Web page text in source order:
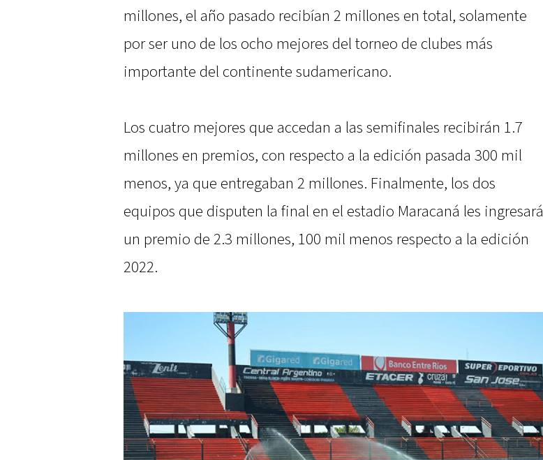
millones, el año pasado recibían 2 millones en total, solamente
por ser uno de los ocho mejores del torneo de clubes más
importante del continente sudamericano.
Los cuatro mejores que accedan a las semifinales recibirán 1.7
millones en premios, con respecto a la edición pasada 300 mil
menos, ya que entregaban 2 millones. Finalmente, los dos
equipos que disputen la final en el estadio Maracaná les ingresará
un premio de 2.3 millones, 100 mil menos respecto a la edición
2022.